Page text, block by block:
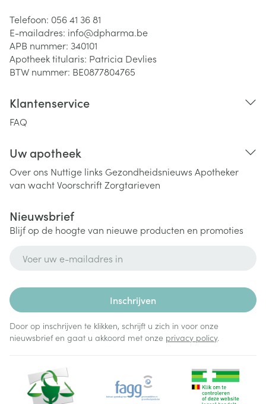
Telefoon: 056 41 36 81
E-mailadres: info@dpharma.be
APB nummer: 340101
Apotheek titularis: Patricia Devlies
BTW nummer: BE0877804765
Klantenservice
FAQ
Uw apotheek
Over ons Nuttige links Gezondheidsnieuws Apotheker
van wachtVoorschriftZorgtarieven
Nieuwsbrief
Blijf op de hoogte van nieuwe producten en promoties
Inschrijven
Door op inschrijven te klikken, schrijft u zich in voor onze
nieuwsbrief en gaat u akkoord met onze privacy policy.